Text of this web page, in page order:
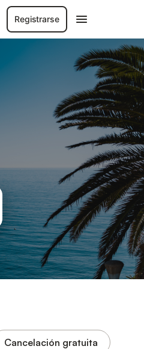
Registrarse
Cancelación gratuita